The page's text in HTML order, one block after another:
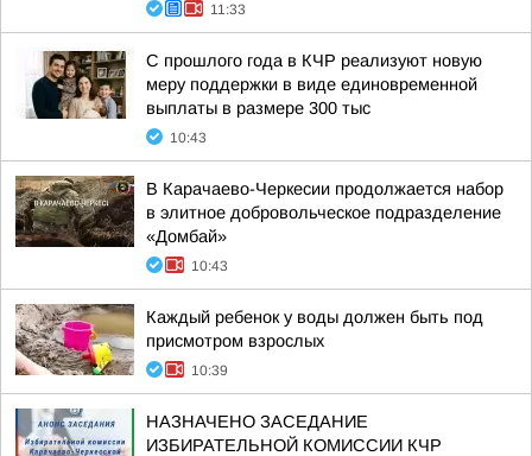
11:33
С прошлого года в КЧР реализуют новую
меру поддержки в виде единовременной
выплаты в размере 300 тыс
10:43
В Карачаево-Черкесии продолжается набор
в элитное добровольческое подразделение
«Домбай»
10:43
Каждый ребенок у воды должен быть под
присмотром взрослых
10:39
НАЗНАЧЕНО ЗАСЕДАНИЕ
ИЗБИРАТЕЛЬНОЙ КОМИССИИ КЧР